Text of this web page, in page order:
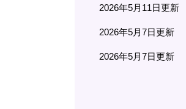
2026年5月11日更新
2026年5月7日更新
2026年5月7日更新